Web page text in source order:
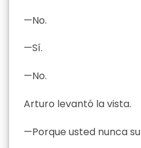
—No.
—Sí.
—No.
Arturo levantó la vista.
—Porque usted nunca